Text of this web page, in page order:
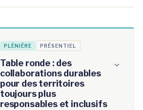
PLÉNIÈRE PRÉSENTIEL
Table ronde : des
collaborations durables
pour des territoires
toujours plus
responsables et inclusifs